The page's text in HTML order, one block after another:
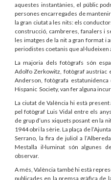
aquestes instantànies, el públic
persones encarregades de
la gran ciutat a les nits: els
construcció, cambreres, fanalers i
les imatges de la nit a gran format i
periodistes coetanis que al·ludeixen
La majoria dels fotògrafs són
Adolfo Zerkowitz, fotògraf austríac
Anderson, fotògrafa
Hispanic Society, van fer alguna
La ciutat de València hi està
pel fotògraf Luis Vidal entre els
de grup d’uns xiquets posant en la
1944 obri la sèrie. La plaça de
Serrano, la fira de juliol a
Mestalla il·luminat són algunes
observar.
A més, València també hi està
publicades en la premsa gràfica de